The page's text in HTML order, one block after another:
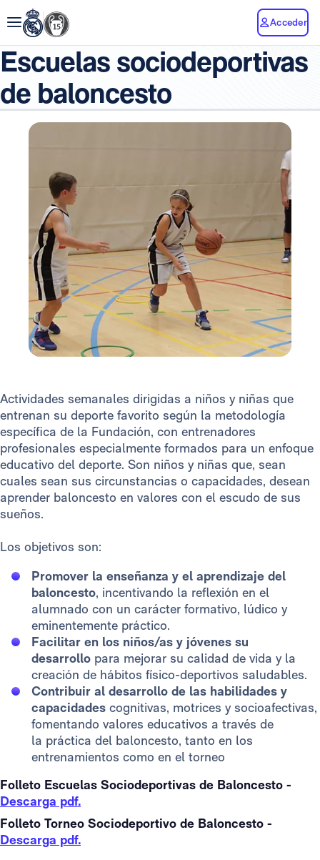
Acceder
Escuelas sociodeportivas
de baloncesto
Actividades semanales dirigidas a niños y niñas que
entrenan su deporte favorito según la metodología
específica de la Fundación, con entrenadores
profesionales especialmente formados para un enfoque
educativo del deporte. Son niños y niñas que, sean
cuales sean sus circunstancias o capacidades, desean
aprender baloncesto en valores con el escudo de sus
sueños.
Los objetivos son:
Promover la enseñanza y el aprendizaje del
baloncesto, incentivando la reflexión en el
alumnado con un carácter formativo, lúdico y
eminentemente práctico.
Facilitar en los niños/as y jóvenes su
desarrollo para mejorar su calidad de vida y la
creación de hábitos físico-deportivos saludables.
Contribuir al desarrollo de las habilidades y
capacidades cognitivas, motrices y socioafectivas,
fomentando valores educativos a través de
la práctica del baloncesto, tanto en los
entrenamientos como en el torneo
Folleto Escuelas Sociodeportivas de Baloncesto -
Descarga pdf.
Folleto Torneo Sociodeportivo de Baloncesto -
Descarga pdf.